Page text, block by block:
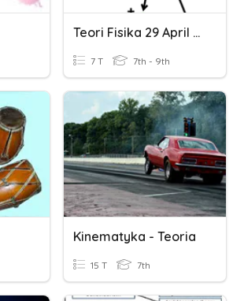
Teori Fisika 29 April 2021
7 T 7th - 9th
Kinematyka - Teoria
15 T 7th